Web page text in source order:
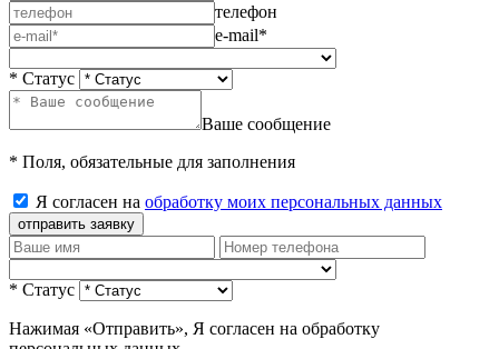
телефон
e-mail*
* Статус
Ваше сообщение
* Поля, обязательные для заполнения
Я согласен на обработку моих персональных данных
отправить заявку
* Статус
Нажимая «Отправить», Я согласен на обработку